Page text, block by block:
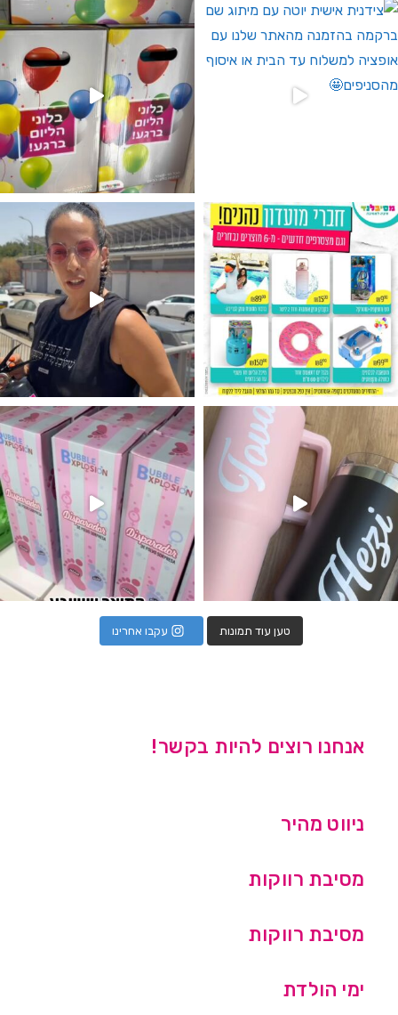
מין העובר רק במסיבלנד !! קיים
מטף לגילוי מין העובר חזר למלא
טען עוד תמונות עקבו אחרינו
אנחנו רוצים להיות בקשר!
ניווט מהיר
מסיבת רווקות
מסיבת רווקות
ימי הולדת